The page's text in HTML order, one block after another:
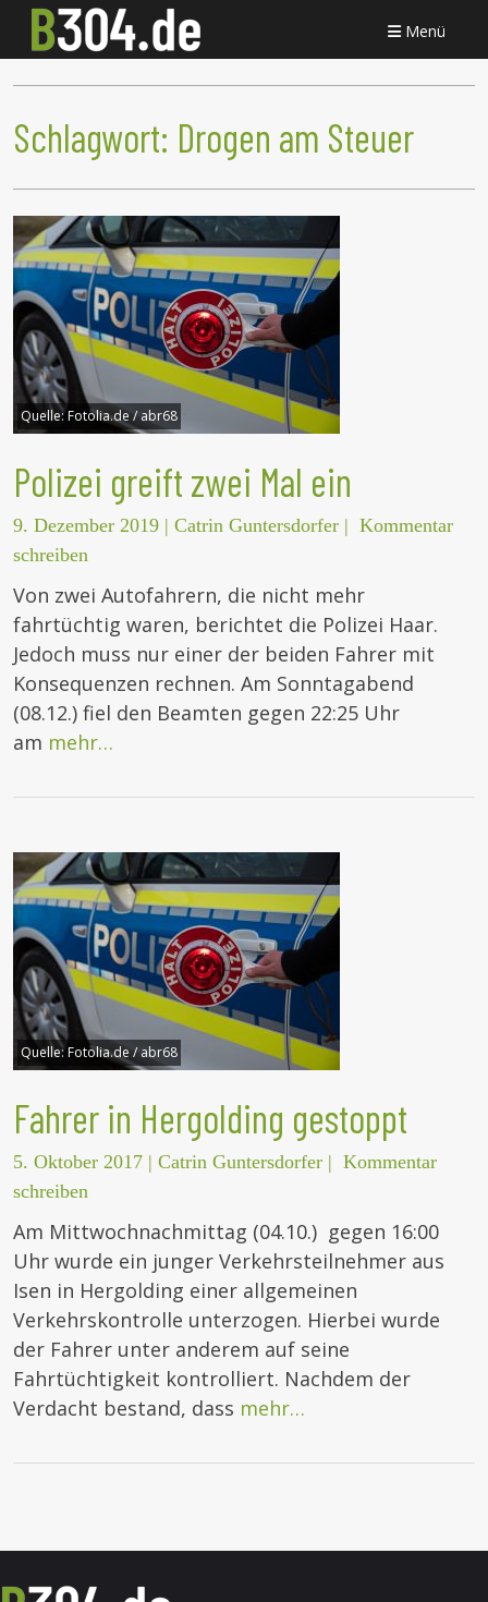
Menü
Schlagwort: Drogen am Steuer
Quelle:Fotolia.de / abr68
Polizei greift zwei Mal ein
9. Dezember 2019 | Catrin Guntersdorfer | Kommentar
schreiben
Von zwei Autofahrern, die nicht mehr
fahrtüchtig waren, berichtet die Polizei Haar.
Jedoch muss nur einer der beiden Fahrer mit
Konsequenzen rechnen. Am Sonntagabend
(08.12.) fiel den Beamten gegen 22:25 Uhr
am mehr…
Quelle:Fotolia.de / abr68
Fahrer in Hergolding gestoppt
5. Oktober 2017 | Catrin Guntersdorfer | Kommentar
schreiben
Am Mittwochnachmittag (04.10.) gegen 16:00
Uhr wurde ein junger Verkehrsteilnehmer aus
Isen in Hergolding einer allgemeinen
Verkehrskontrolle unterzogen. Hierbei wurde
der Fahrer unter anderem auf seine
Fahrtüchtigkeit kontrolliert. Nachdem der
Verdacht bestand, dass mehr…